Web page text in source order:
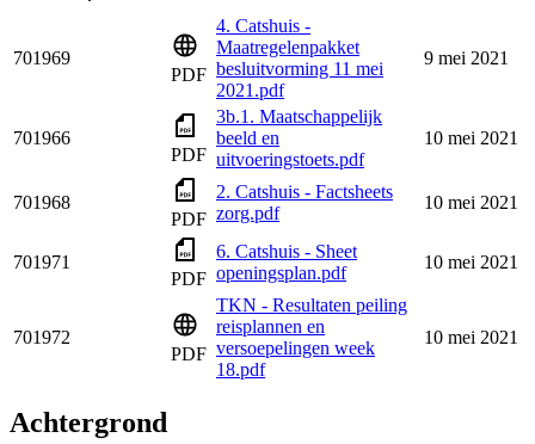
701969
PDF
4. Catshuis -
Maatregelenpakket
besluitvorming 11 mei
2021.pdf
9 mei 2021
701966
PDF
3b.1. Maatschappelijk
beeld en
uitvoeringstoets.pdf
10 mei 2021
701968
PDF
2. Catshuis - Factsheets
zorg.pdf
10 mei 2021
701971
PDF
6. Catshuis - Sheet
openingsplan.pdf
10 mei 2021
701972
PDF
TKN - Resultaten peiling
reisplannen en
versoepelingen week
18.pdf
10 mei 2021
Achtergrond